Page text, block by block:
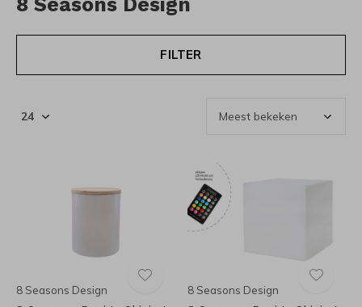
FILTER
8 Seasons Design 8 Seasons Design